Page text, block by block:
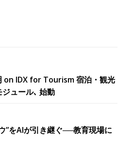
on IDX for Tourism 宿泊・観光
ュール､ 始動
”をAIが引き継ぐ──教育現場に